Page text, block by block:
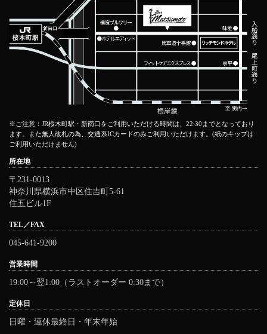
※ご注意：JR桜木町駅・新南口をご利用いただける時間は、22:30までとなっており
ます。また無人改札の為、交通系ICカードのみご利用いただけます。(紙のキップは
ご利用いただけません)
所在地
〒231-0013
神奈川県横浜市中区住吉町5-61
住五ビル1F
TEL／FAX
045-641-9200
営業時間
19:00～翌1:00（ラストオーダー 0:30まで）
定休日
日曜・連休最終日・年末年始